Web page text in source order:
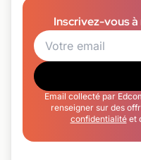
Inscrivez-vous
Email collecté par
renseigner sur des
confidentialitéet